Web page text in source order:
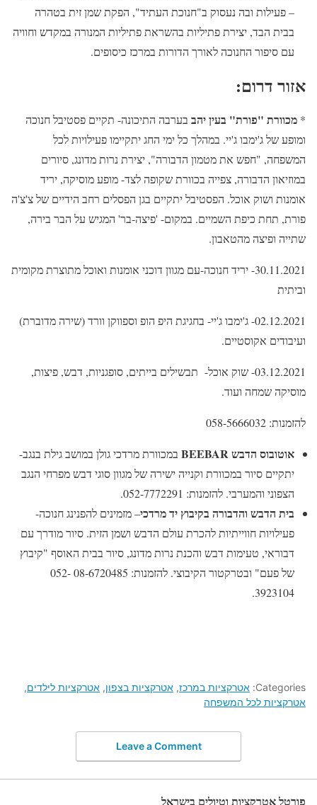
– פעילות ובה נעסוק ב"חנוכת העתיד", הפקת שמן זית בטהרה
בבית הבד, יצירת פתיליות בהשראת פתיליות המנורה במקדש וחוויה
עם סיפור החנוכה לאורך הדורות במרכז כיסופים.
אזור דרום:
* מכוורת "פורת" בעין יהב בערבה התיכונה- תקיים פסטיבל חנוכה
ומופע של ג'ימבו ג'יי. במהלך כל ימי החג יתקיימו פעילויות לכל
המשפחה, "חפש את מטמון הדבורה", יצירת נרות מדונג, סיורים
במוזיאון הדבורה, צפייה בכוורת שקופה לצד- מופע מוסיקה, יריד
אומנות ושוק אוכל. הפסטיבל יתקיים בגן הפסלים רחב הידיים של צ'צ'ה
פורת, תחת כיפת השמיים. במקום- 'פיצה-בר' המגיש על הבר בירה,
שתייה ופיצה מהטאבון.
30.11.2021- יריד חנוכה-עם מגוון דוכני אומנות ואוכל מתוצרת מקומית
וביתית
02.12.2021- ג'ימבו ג'יי- בחגיגת היפ הופ וספווקן וורד (שירה מדוברת)
ועיבודים אקוסטיים.
03.12.2021- שוק אוכל- תבשילים בייתים, סופגניות, דבש, פיצות,
מוסיקה שמחה ועוד.
להזמנות: 058-5666032
אוטובוס הדבש BEEBAR
במכוורת מרדכי גולן במושב גילת בנגב-
יתקיים סיור במכוורת וקנייה ישירה של מגוון סוגי דבש מפרחי הנגב
הצפוני והמערבי. להזמנות: 052-7772291.
בית הדבש והדבורה בקיבוץ יד מרדכי– מזמינים להפנינג חנוכה-
פעילויות חווייתיות להכרת עולם הדבש ושמן הזית. סיור מודרך עם
דבוראי, טעימות דבש והכנת נרות מדונג, סיור בבית האוסף "קיבוץ
של פעם" ובטרקטור הקיבוצי. להזמנות: 08-6720485 052-
3923104.
Categories: אטרקציות במרכז, אטרקציות בצפון, אטרקציות לילדים,
אטרקציות לכל המשפחה
Leave a Comment
פורטל אטרקציות וטיולים בישראל